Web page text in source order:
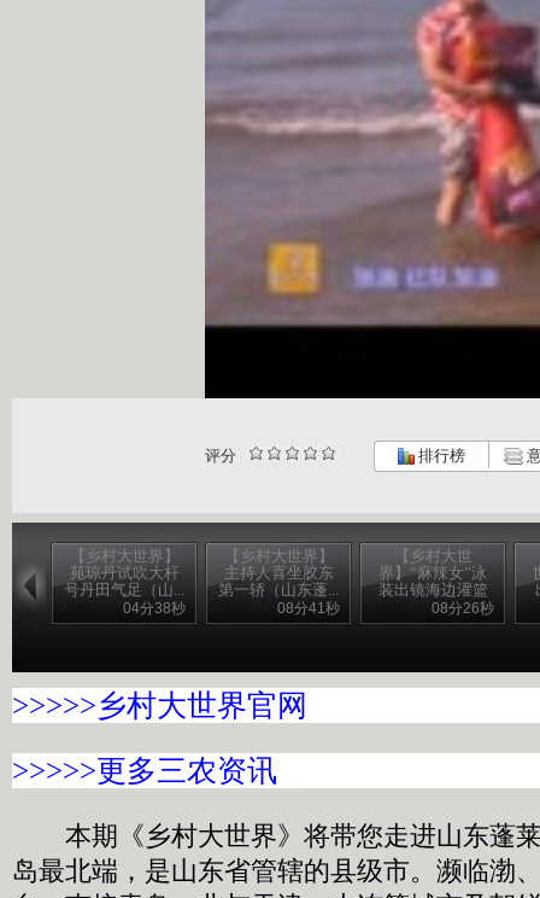
评分 排行榜
【乡村大世界】
苑琼丹试吹大杆
号丹田气足（山...
04分38秒
【乡村大世界】
主持人喜坐胶东
第一轿（山东蓬...
08分41秒
【乡村大世
界】“麻辣女”泳
装出镜海边灌篮
性...
08分26秒
>>>>>乡村大世界官网
>>>>>更多三农资讯
本期《乡村大世界》将带您走进山东蓬
岛最北端，是山东省管辖的县级市。濒临渤